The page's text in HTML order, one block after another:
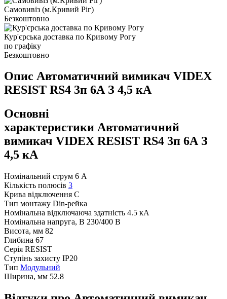
Самовивіз (м.Кривий Ріг)
Безкоштовно
Кур'єрська доставка по Кривому Рогу
по графіку
Безкоштовно
Опис Автоматичний вимикач VIDEX
RESIST RS4 3п 6А З 4,5 кА
Основні
характеристики Автоматичний
вимикач VIDEX RESIST RS4 3п 6А З
4,5 кА
Номінальний струм 6 А
Кількість полюсів 3
Крива відключення C
Тип монтажу Din-рейка
Номінальна відключаюча здатність 4.5 кА
Номінальна напруга, В 230/400 В
Висота, мм 82
Глибина 67
Серія RESIST
Ступінь захисту IP20
Тип Модульний
Ширина, мм 52.8